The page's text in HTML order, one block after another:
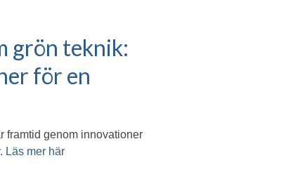
grön teknik:
för en
framtid genom innovationer
Läs mer här